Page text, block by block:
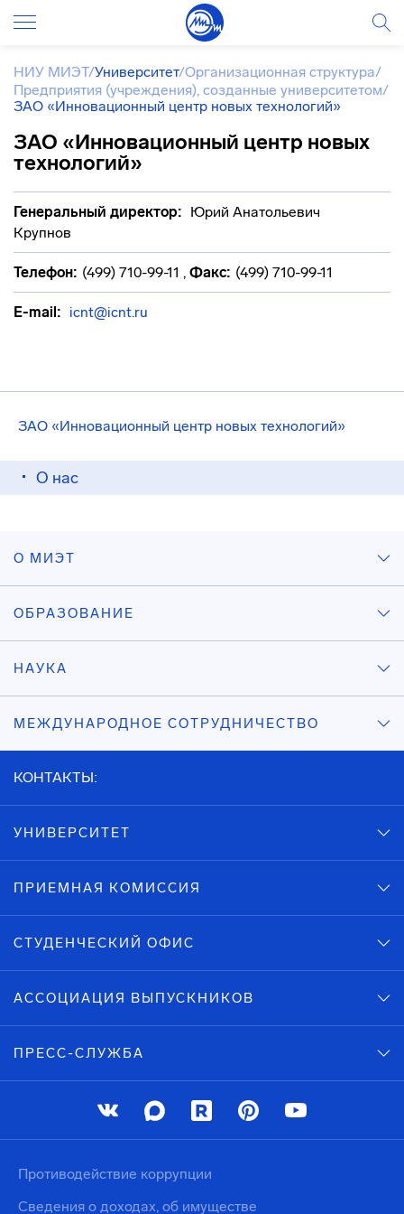
ЗАО «Инновационный центр новых технологий»
О нас
НИУ МИЭТ/Университет/Организационная структура/
Предприятия (учреждения), созданные университетом/
ЗАО «Инновационный центр новых технологий»
ЗАО «Инновационный центр новых
технологий»
Генеральный директор: Юрий Анатольевич
Крупнов
Телефон: (499) 710-99-11 , Факс: (499) 710-99-11
E-mail: icnt@icnt.ru
О МИЭТ
ОБРАЗОВАНИЕ
НАУКА
МЕЖДУНАРОДНОЕ СОТРУДНИЧЕСТВО
КОНТАКТЫ:
УНИВЕРСИТЕТ
ПРИЕМНАЯ КОМИССИЯ
СТУДЕНЧЕСКИЙ ОФИС
АССОЦИАЦИЯ ВЫПУСКНИКОВ
ПРЕСС-СЛУЖБА
Противодействие коррупции
Сведения о доходах, об имуществе